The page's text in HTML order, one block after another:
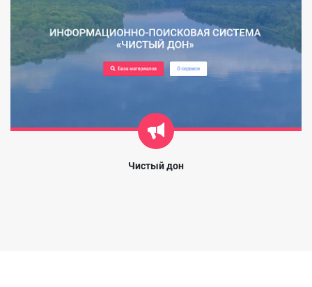
Чистый дон